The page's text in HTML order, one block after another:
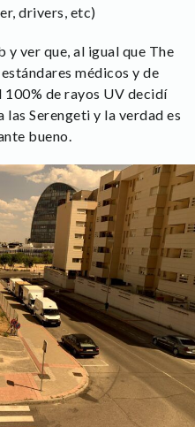
drivers, etc)
y ver que, al igual que The
médicos y de
de rayos UV decidí
Serengeti y la verdad es
bueno.